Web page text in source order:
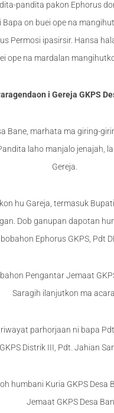
pandita pakon Ephorus
on buei ope na
Permosi ipasirsir. Hansa
ope na mardalan
i Gereja GKPS
Bane, marhata ma giring-
laho manjalo jenajah,
Gereja.
hu Gareja, termasuk
Dob ganupan dapotan
Ephorus GKPS, Pdt
Pengantar Jemaat
Saragih ilanjutkon ma
parhorjaan ni bapa
GKPS Distrik III, Pdt. Jahian
humbani Kuria GKPS Desa
Jemaat GKPS Desa